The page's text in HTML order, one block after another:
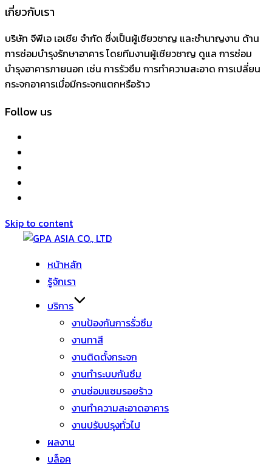
เกี่ยวกับเรา
บริษัท จีพีเอ เอเชีย จำกัด ซึ่งเป็นผู้เชียวชาญ และชำนาญงาน ด้าน
การซ่อมบำรุงรักษาอาคาร โดยทีมงานผู้เชียวชาญ ดูแล การซ่อม
บำรุงอาคารภายนอก เช่น การรัวซึม การทำความสะอาด การเปลี่ยน
กระจกอาคารเมื่อมีกระจกแตกหรือร้าว
Follow us
Skip to content
หน้าหลัก
รู้จักเรา
บริการ
งานป้องกันการรั่วซึม
งานทาสี
งานติดตั้งกระจก
งานทำระบบกันซึม
งานซ่อมแซมรอยร้าว
งานทำความสะอาดอาคาร
งานปรับปรุงทั่วไป
ผลงาน
บล็อค